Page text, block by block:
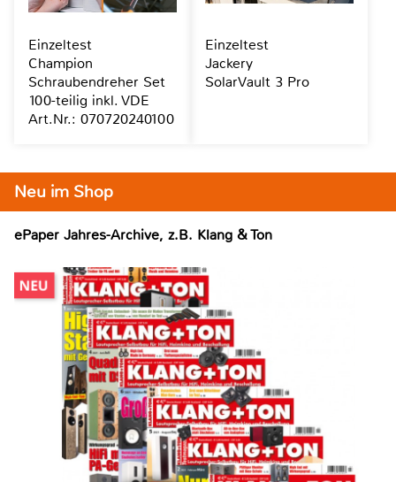
Neu im Shop
ePaper Jahres-Archive, z.B. Klang & Ton
Einzeltest
Champion
Schraubendreher Set
100-teilig inkl. VDE
Art.Nr.: 070720240100
Einzeltest
Jackery
SolarVault 3 Pro